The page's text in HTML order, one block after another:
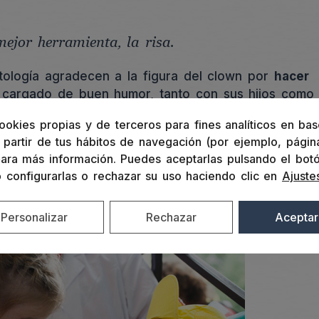
herramienta, la risa.
agradecen a la figura del clown por hacer
de buen humor, tanto con sus hijos como
al ámbito infantil, y también los adultos con
de los payasos de hospital. Los payasos del
. Son una parte del equipo sanitario, con ellos se
para la alegría y el buen humor.
propias y de terceros para fines analíticos en
de tus hábitos de navegación (por ejemplo,
más información. Puedes aceptarlas pulsando el
configurarlas o rechazar su uso haciendo clic en
Aceptar
Rechazar
Personalizar